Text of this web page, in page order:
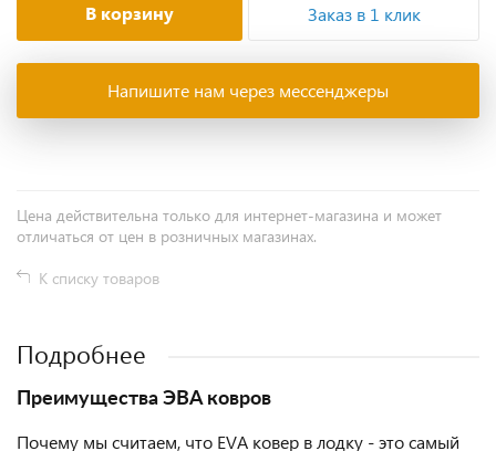
В корзину Заказ в 1 клик
Напишите нам через мессенджеры
Цена действительна только для интернет-магазина и может
отличаться от цен в розничных магазинах.
К списку товаров
Подробнее
Преимущества ЭВА ковров
Почему мы считаем, что EVA ковер в лодку - это самый